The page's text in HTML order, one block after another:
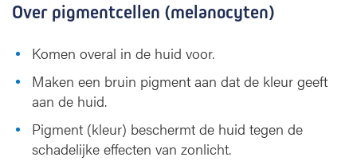
Over pigmentcellen (melanocyten)
Komen overal in de huid voor.
Maken een bruin pigment aan dat de kleur geeft
aan de huid.
Pigment (kleur) beschermt de huid tegen de
schadelijke effecten van zonlicht.